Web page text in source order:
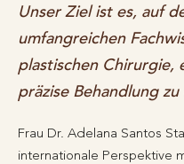
Unser Ziel ist es, auf
umfangreichen
plastischen Chirurgie,
präzise Behandlung
Frau Dr. Adelana Santos
internationale Perspektive